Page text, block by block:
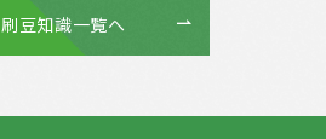
豆知識一覧へ